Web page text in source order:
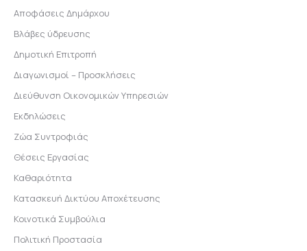
Αποφάσεις Δημάρχου
Βλάβες ύδρευσης
Δημοτική Επιτροπή
Διαγωνισμοί – Προσκλήσεις
Διεύθυνση Οικονομικών Υπηρεσιών
Εκδηλώσεις
Ζώα Συντροφιάς
Θέσεις Εργασίας
Καθαριότητα
Κατασκευή Δικτύου Αποχέτευσης
Κοινοτικά Συμβούλια
Πολιτική Προστασία